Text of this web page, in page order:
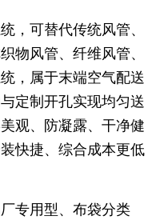
，可替代传统风管、
物风管、纤维风管、
，属于末端空气配送
定制开孔实现均匀送
观、防凝露、干净健
快捷、综合成本更低
专用型、布袋分类